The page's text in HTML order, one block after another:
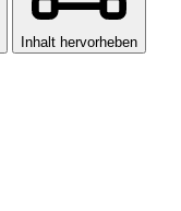
Inhalt hervorheben